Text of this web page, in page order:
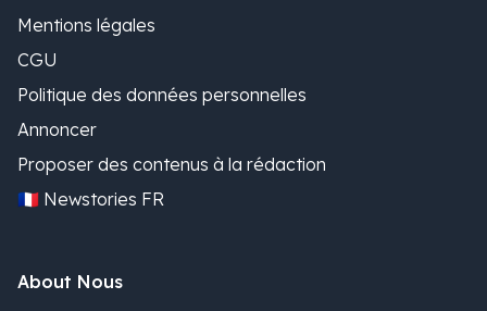
Mentions légales
CGU
Politique des données personnelles
Annoncer
Proposer des contenus à la rédaction
🇫🇷 Newstories FR
About Nous